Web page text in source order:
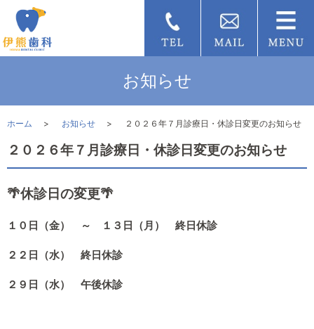
お知らせ
ホーム お知らせ ２０２６年７月診療日・休診日変更のお知らせ
２０２６年７月診療日・休診日変更のお知らせ
🌴休診日の変更🌴
１０日（金） ～ １３日（月） 終日休診
２２日（水） 終日休診
２９日（水） 午後休診